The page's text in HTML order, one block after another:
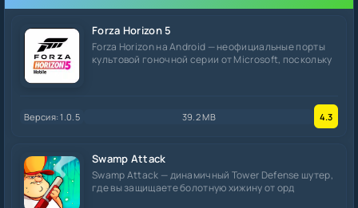
Forza Horizon 5
Forza Horizon на Android — неофициальные порты
культовой гоночной серии от Microsoft, поскольку
Версия: 1.0.5 39.2 MB 4.3
Swamp Attack
Swamp Attack — динамичный Tower Defense шутер,
где вы защищаете болотную хижину от орд